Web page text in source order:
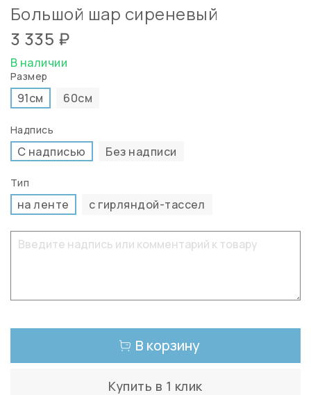
Большой шар сиреневый
3 335 ₽
В наличии
Размер
91см 60см
Надпись
С надписью Без надписи
Тип
на ленте с гирляндой-тассел
В корзину
Купить в 1 клик